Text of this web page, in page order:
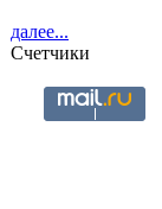
далее...
Счетчики